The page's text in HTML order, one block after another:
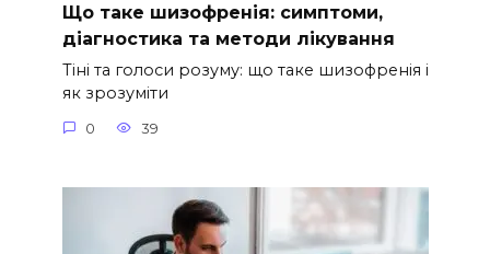
Що таке шизофренія: симптоми,
діагностика та методи лікування
Тіні та голоси розуму: що таке шизофренія і
як зрозуміти
0 39